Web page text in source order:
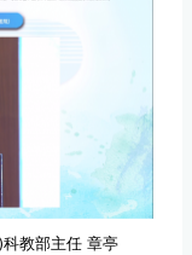
教部主任 章亭